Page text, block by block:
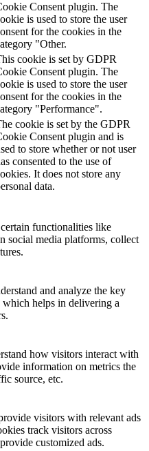
Consent plugin. The
is used to store the user
for the cookies in the
"Other.
cookie is set by GDPR
Consent plugin. The
is used to store the user
for the cookies in the
"Performance".
cookie is set by the GDPR
Consent plugin and is
to store whether or not user
consented to the use of
It does not store any
data.
functionalities like
social media platforms, collect
and analyze the key
helps in delivering a
how visitors interact with
information on metrics the
source, etc.
visitors with relevant ads
track visitors across
customized ads.